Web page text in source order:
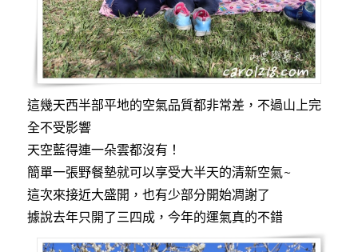
這幾天西半部平地的空氣品質都非常差，不過山上完
全不受影響
天空藍得連一朵雲都沒有！
簡單一張野餐墊就可以享受大半天的清新空氣~
這次來接近大盛開，也有少部分開始凋謝了
據說去年只開了三四成，今年的運氣真的不錯